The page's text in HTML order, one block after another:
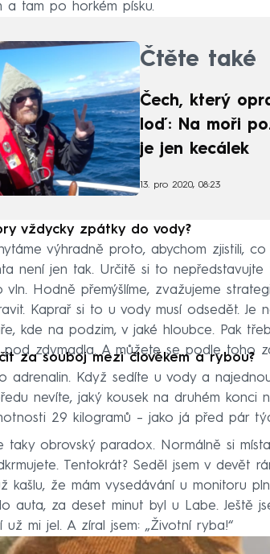
a tam po horkém písku.
Čtěte také
Čech, který
loď: Na moři
je jen kecálek
13. pro 2020, 08:23
vždycky zpátky do vody?
výhradně proto, abychom zjistili,
není jen tak. Určitě si to
Hodně přemýšlíme, zvažujeme
Kaprař si to u vody musí odsedět. Je
kde na podzim, v jaké hloubce. Pak
pod zdymadla. A můžete se podle toho
za souboj mezi člověkem a rybou?
adrenalin. Když sedíte u vody a
nevíte, jaký kousek na druhém konci
29 kilogramů – jako já před pár
taky obrovský paradox. Normálně si
Tentokrát? Seděl jsem v devět
kašlu, že mám vysedávání u monitoru
auta, za deset minut byl u Labe. Ještě
mi jel. A zíral jsem: „Životní ryba!“